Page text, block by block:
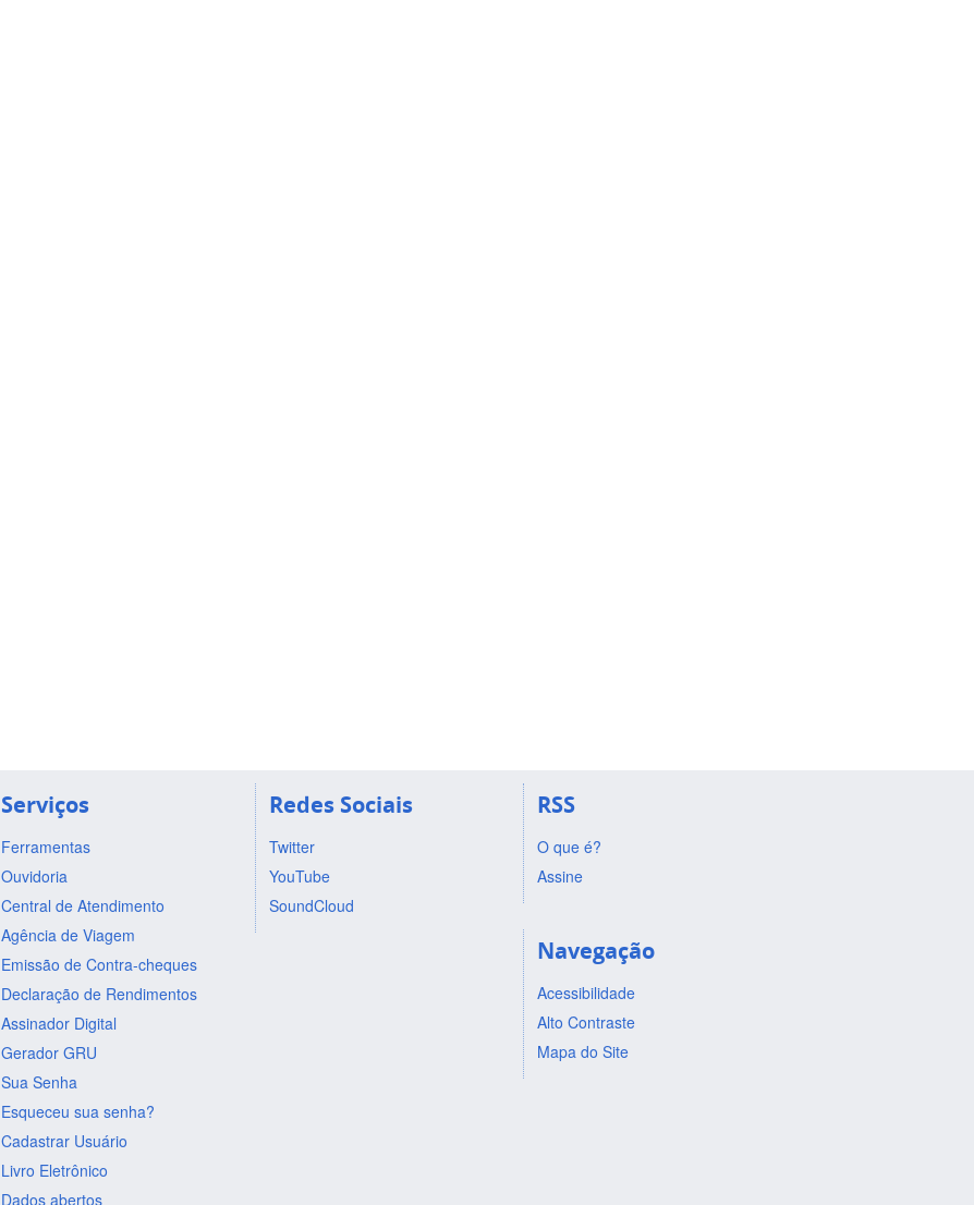
Serviços
Ferramentas
Ouvidoria
Central de Atendimento
Agência de Viagem
Emissão de Contra-cheques
Declaração de Rendimentos
Assinador Digital
Gerador GRU
Sua Senha
Esqueceu sua senha?
Cadastrar Usuário
Livro Eletrônico
Dados abertos
Redes Sociais
Twitter
YouTube
SoundCloud
RSS
O que é?
Assine
Navegação
Acessibilidade
Alto Contraste
Mapa do Site